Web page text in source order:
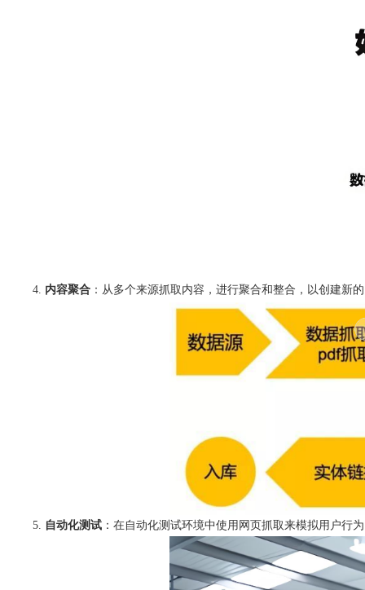
内容聚合 ：从多个来源抓取内容，进行聚合和整合，以创建新
自动化测试 ：在自动化测试环境中使用网页抓取来模拟用户行